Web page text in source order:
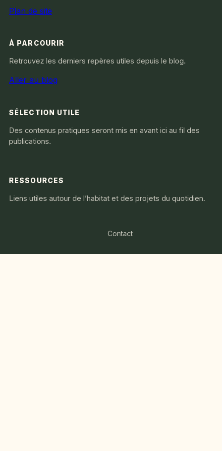
Plan de site
À PARCOURIR
Retrouvez les derniers repères utiles depuis le blog.
Aller au blog
SÉLECTION UTILE
Des contenus pratiques seront mis en avant ici au fil des
publications.
RESSOURCES
Liens utiles autour de l’habitat et des projets du quotidien.
Contact